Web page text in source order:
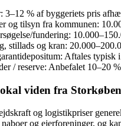
3–12 % af byggeriets pris
og tilsyn fra kommunen:
fundering:
stillads og kran:
Aftales
/ reserve: Anbefalet 10–20
viden fra
og logistikpriser
og ejerforeninger, og